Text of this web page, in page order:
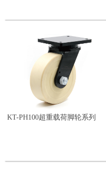
KT-PH100超重载荷脚轮系列